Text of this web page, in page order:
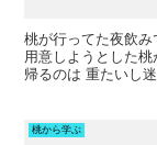
桃が行ってた夜飲
用意しようとした
帰るのは 重たいし
桃から学ぶ